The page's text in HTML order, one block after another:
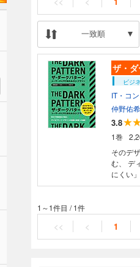
一致順
ザ・
ビジ
IT・コ
仲野佑希
3.8
1巻
そのデ
む、 ディ
にくい
ダウン
強化の
ザイナ
します。 目次 Chapter1 ダークパターンとは何か 1.1 消費者
1～1件目 /1件
<< < 1